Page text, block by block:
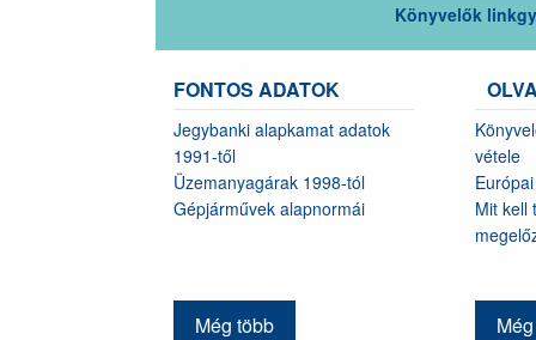
Könyvelők
FONTOS ADATOK
Jegybanki alapkamat adatok
1991-től
Üzemanyagárak 1998-tól
Gépjárművek alapnormái
vétele
Mit kell
Még több